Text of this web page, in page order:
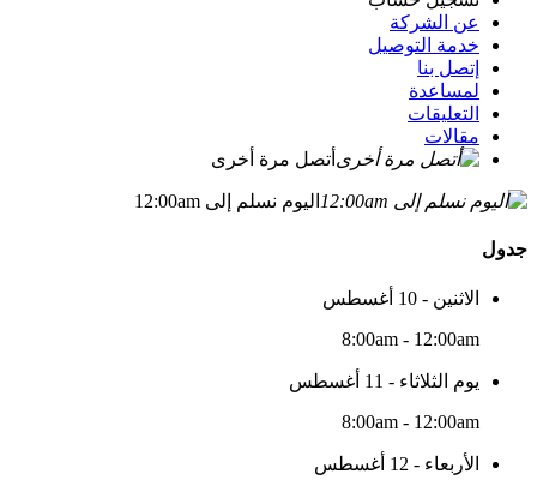
عن الشركة
خدمة التوصيل
إتصل بنا
لمساعدة
التعليقات
مقالات
أتصل مرة أخرى
اليوم نسلم إلى 12:00am
جدول
الاثنين - 10 أغسطس
8:00am - 12:00am
يوم الثلاثاء - 11 أغسطس
8:00am - 12:00am
الأربعاء - 12 أغسطس